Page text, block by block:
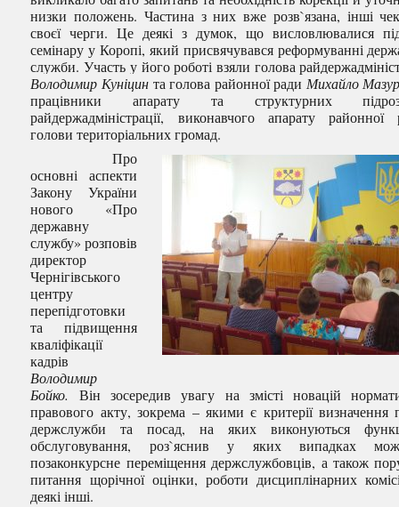
низки положень. Частина з них вже розв`язана, інші
своєї черги. Це деякі з думок, що висловлювалися
семінару у Коропі, який присвячувався реформуванні
служби. Участь у його роботі взяли голова
Володимир Куніцин та голова районної ради Михайло
працівники апарату та структурних
райдержадміністрації, виконавчого апарату районної
голови територіальних громад.
Про
основні аспекти
Закону України
нового «Про
державну
службу» розповів
директор
Чернігівського
центру
перепідготовки
та підвищення
кваліфікації
кадрів
Володимир
Бойко.
Він зосередив увагу на змісті новацій
правового акту, зокрема – якими є критерії визначення
держслужби та посад, на яких виконуються
обслуговування, роз`яснив у яких випадках
позаконкурсне переміщення держслужбовців, а також
питання щорічної оцінки, роботи дисциплінарних
деякі інші.